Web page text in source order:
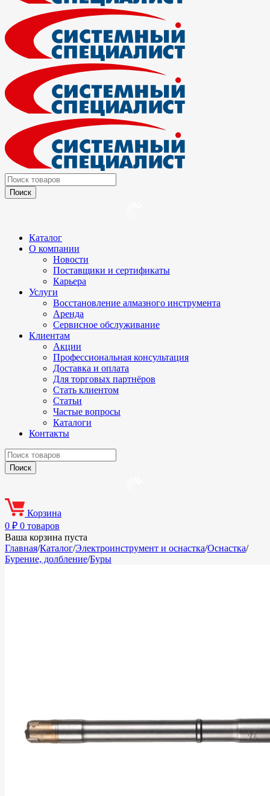
Каталог
О компании
Новости
Поставщики и сертификаты
Карьера
Услуги
Восстановление алмазного инструмента
Аренда
Сервисное обслуживание
Клиентам
Акции
Профессиональная консультация
Доставка и оплата
Для торговых партнёров
Стать клиентом
Статьи
Частые вопросы
Каталоги
Контакты
Корзина
0 ₽ 0 товаров
Ваша корзина пуста
Главная/Каталог/Электроинструмент и оснастка/Оснастка/
Бурение, долбление/Буры